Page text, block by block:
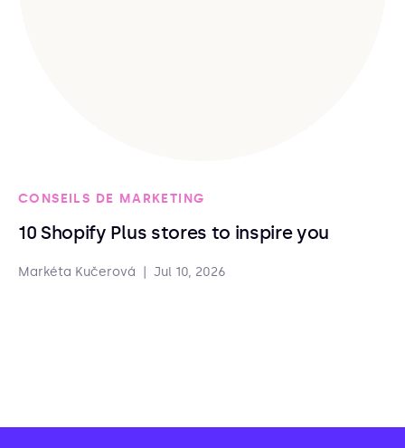
CONSEILS DE MARKETING
10 Shopify Plus stores to inspire you
Markéta Kučerová Jul 10, 2026